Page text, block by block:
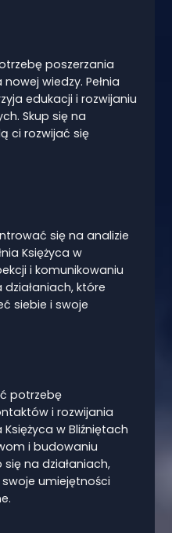
poszerzania
wiedzy. Pełnia
edukacji i rozwijaniu
Skup się na
ci rozwijać się
się na analizie
Księżyca w
i komunikowaniu
które
siebie i swoje
potrzebę
i rozwijania
w Bliźniętach
i budowaniu
na działaniach,
umiejętności